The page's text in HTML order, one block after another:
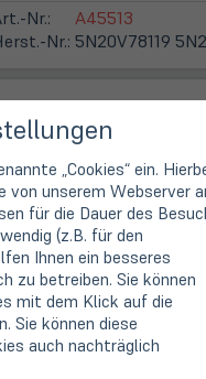
Nr.:
Nr.:
A45513
5N20V78119
Erstklassige
14 Tage
Second Life IT: Ein
Schnelle,
Store:
(öffnet
„Cookies“ ein.
unserem Webserver
für die Dauer des
(z.B. für den
Ihnen ein besseres
zu betreiben. Sie können
mit dem Klick auf die
Sie können diese
auch nachträglich